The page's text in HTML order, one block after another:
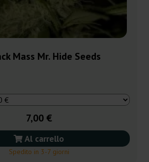
Mass Mr. Hide Seeds
7,00 €
Al carrello
Spedito in 3-7 giorni